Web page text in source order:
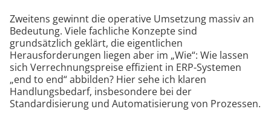
Zweitens gewinnt die operative Umsetzung massiv an
Bedeutung. Viele fachliche Konzepte sind
grundsätzlich geklärt, die eigentlichen
Herausforderungen liegen aber im „Wie“: Wie lassen
sich Verrechnungspreise effizient in ERP-Systemen
„end to end“ abbilden? Hier sehe ich klaren
Handlungsbedarf, insbesondere bei der
Standardisierung und Automatisierung von Prozessen.